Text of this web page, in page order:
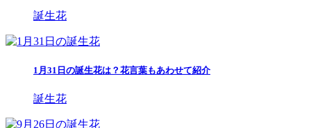
誕生花
1月31日の誕生花は？花言葉もあわせて紹介
誕生花